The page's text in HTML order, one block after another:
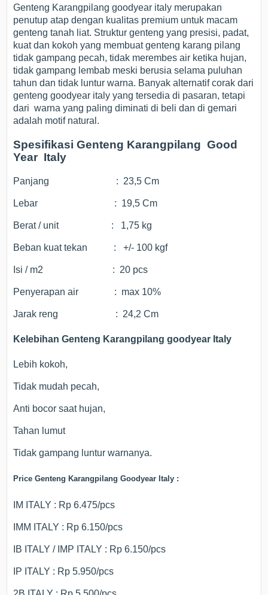
Genteng Karangpilang goodyear italy merupakan
penutup atap dengan kualitas premium untuk macam
genteng tanah liat. Struktur genteng yang presisi, padat,
kuat dan kokoh yang membuat genteng karang pilang
tidak gampang pecah, tidak merembes air ketika hujan,
tidak gampang lembab meski berusia selama puluhan
tahun dan tidak luntur warna. Banyak alternatif corak dari
genteng goodyear italy yang tersedia di pasaran, tetapi
dari warna yang paling diminati di beli dan di gemari
adalah motif natural.
Spesifikasi Genteng Karangpilang Good
Year Italy
Panjang : 23,5 Cm
Lebar : 19,5 Cm
Berat / unit : 1,75 kg
Beban kuat tekan : +/- 100 kgf
Isi / m2 : 20 pcs
Penyerapan air : max 10%
Jarak reng : 24,2 Cm
Kelebihan Genteng Karangpilang goodyear Italy
Lebih kokoh,
Tidak mudah pecah,
Anti bocor saat hujan,
Tahan lumut
Tidak gampang luntur warnanya.
Price Genteng Karangpilang Goodyear Italy :
IM ITALY : Rp 6.475/pcs
IMM ITALY : Rp 6.150/pcs
IB ITALY / IMP ITALY : Rp 6.150/pcs
IP ITALY : Rp 5.950/pcs